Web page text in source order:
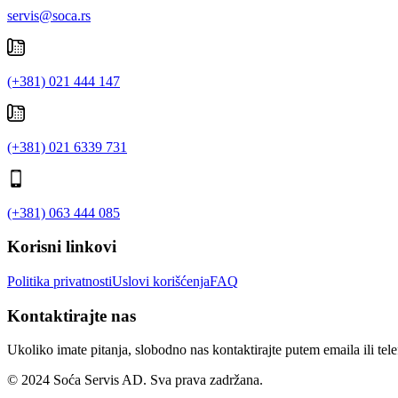
servis@soca.rs
(+381) 021 444 147
(+381) 021 6339 731
(+381) 063 444 085
Korisni linkovi
Politika privatnostiUslovi korišćenjaFAQ
Kontaktirajte nas
Ukoliko imate pitanja, slobodno nas kontaktirajte putem emaila ili
© 2024 Soća Servis AD. Sva prava zadržana.